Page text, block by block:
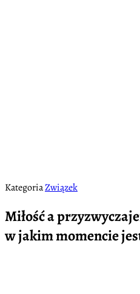
KategoriaZwiązek
Miłość a
w jakim momencie